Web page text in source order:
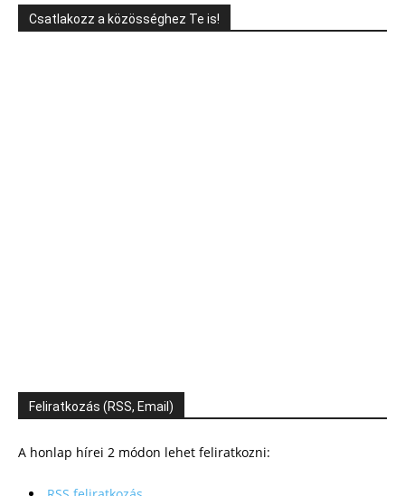
Csatlakozz a közösséghez Te is!
Feliratkozás (RSS, Email)
A honlap hírei 2 módon lehet feliratkozni: